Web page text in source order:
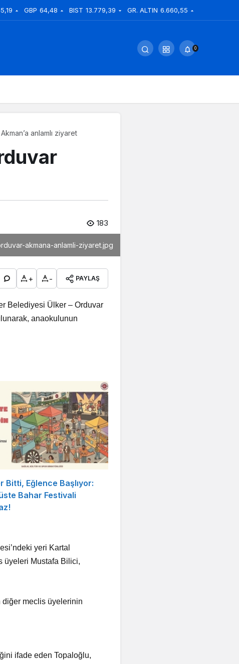
GBP 64,48 BIST 13.779,39 GR. ALTIN 6.660,55
0
anlamlı ziyaret
183
akmana-anlamli-ziyaret.jpg
+ - PAYLAŞ
Belediyesi Ülker – Orduvar
anaokulunun
Bitti, Eğlence Başlıyor:
Bahar Festivali
yeri Kartal
üyeleri Mustafa Bilici,
diğer meclis üyelerinin
ifade eden Topaloğlu,